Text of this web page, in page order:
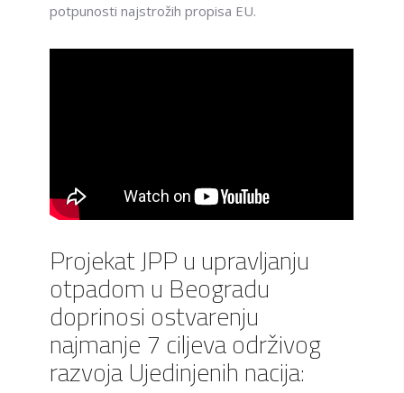
potpunosti najstrožih propisa EU.
Projekat JPP u upravljanju
otpadom u Beogradu
doprinosi ostvarenju
najmanje 7 ciljeva održivog
razvoja Ujedinjenih nacija: